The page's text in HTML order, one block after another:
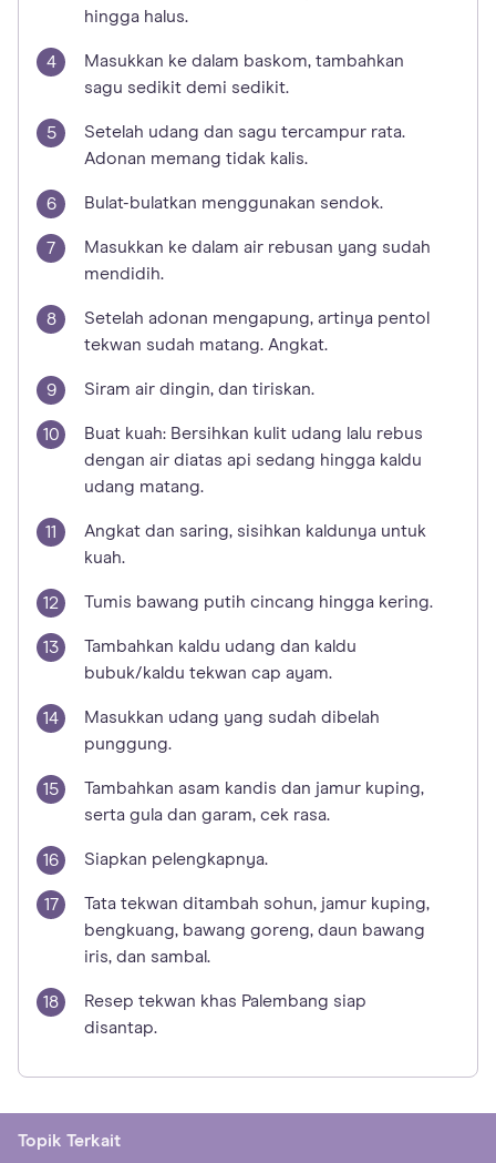
hingga halus.
Masukkan ke dalam baskom, tambahkan
sagu sedikit demi sedikit.
Setelah udang dan sagu tercampur rata.
Adonan memang tidak kalis.
Bulat-bulatkan menggunakan sendok.
Masukkan ke dalam air rebusan yang sudah
mendidih.
Setelah adonan mengapung, artinya pentol
tekwan sudah matang. Angkat.
Siram air dingin, dan tiriskan.
Buat kuah: Bersihkan kulit udang lalu rebus
dengan air diatas api sedang hingga kaldu
udang matang.
Angkat dan saring, sisihkan kaldunya untuk
kuah.
Tumis bawang putih cincang hingga kering.
Tambahkan kaldu udang dan kaldu
bubuk/kaldu tekwan cap ayam.
Masukkan udang yang sudah dibelah
punggung.
Tambahkan asam kandis dan jamur kuping,
serta gula dan garam, cek rasa.
Siapkan pelengkapnya.
Tata tekwan ditambah sohun, jamur kuping,
bengkuang, bawang goreng, daun bawang
iris, dan sambal.
Resep tekwan khas Palembang siap
disantap.
Topik Terkait